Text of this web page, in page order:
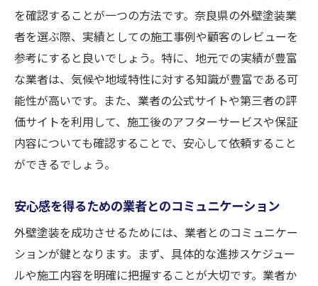
保証内容に関する注意点
施工後のトラブルに対する対処法
事前準備で失敗を防ぐ方法
奈良県の外壁塗装で人気の塗料とその効果
人気塗料の特徴と選び方
価格と効果のバランスを考えた選択
塗料の効果を最大限に引き出す方法
塗料選びで考慮すべき環境要因
プロが教える奈良県での外壁塗装成功へのステ
ップ
を確認することが一つの方法です。奈良県の外壁塗装業
者を選ぶ際、実績としての施工事例や顧客のレビューを
参考にすると良いでしょう。特に、地元での実績が豊富
な業者は、気候や地域特性に対する知識が豊富である可
能性が高いです。また、業者の公式サイトや第三者の評
価サイトを利用して、施工後のアフターサービスや保証
内容についても確認することで、安心して依頼すること
ができるでしょう。
安心感を得るための業者とのコミュニケーション
外壁塗装を成功させるためには、業者とのコミュニケー
ションが鍵となります。まず、具体的な進捗スケジュー
ルや施工内容を明確に把握することが大切です。業者か